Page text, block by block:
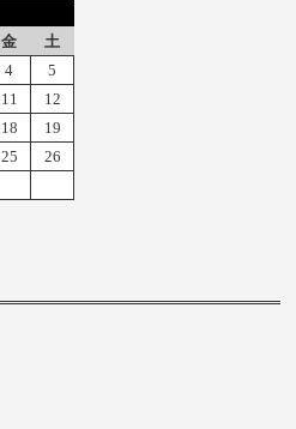
金
土
4
5
11
12
18
19
25
26